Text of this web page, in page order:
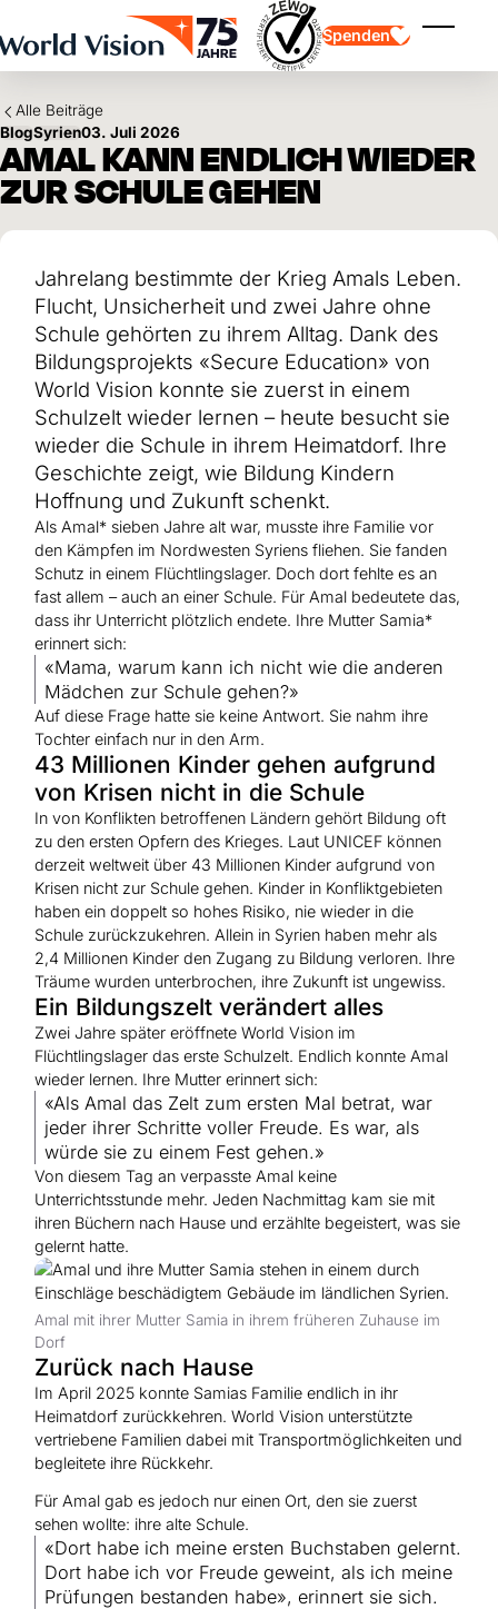
Spenden
Kinderpatenschaft
Gönnerschaft
Freie Spende
Geschenkspende
Patenschaft für Kinder in Not
Thematische Spende
Testament und Legat
Philanthropie
Unternehmenskooperationen
Erdbeben Venezuela
Hilfe für Ukraine
Hilfe für Sudan
Hilfe für Afghanistan
Alle Nothilfe-Projekte
Vision und Werte
Schwerpunkte
Partner
Einsatzgebiete
Wirkung und Erfolge
Mittelverwendung
Jahresbericht und Finanzen
Afrika
Asien
Lateinamerika
Naher Osten und Europa
Alle Beiträge
BlogSyrien03. Juli 2026
AMAL KANN ENDLICH WIEDER
ZUR SCHULE GEHEN
Jahrelang bestimmte der Krieg Amals Leben.
Flucht, Unsicherheit und zwei Jahre ohne
Schule gehörten zu ihrem Alltag. Dank des
Bildungsprojekts «Secure Education» von
World Vision konnte sie zuerst in einem
Schulzelt wieder lernen – heute besucht sie
wieder die Schule in ihrem Heimatdorf. Ihre
Geschichte zeigt, wie Bildung Kindern
Hoffnung und Zukunft schenkt.
Als Amal* sieben Jahre alt war, musste ihre Familie vor
den Kämpfen im Nordwesten Syriens fliehen. Sie fanden
Schutz in einem Flüchtlingslager. Doch dort fehlte es an
fast allem – auch an einer Schule. Für Amal bedeutete das,
dass ihr Unterricht plötzlich endete. Ihre Mutter Samia*
erinnert sich:
«Mama, warum kann ich nicht wie die anderen
Mädchen zur Schule gehen?»
Auf diese Frage hatte sie keine Antwort. Sie nahm ihre
Tochter einfach nur in den Arm.
43 Millionen Kinder gehen aufgrund
von Krisen nicht in die Schule
In von Konflikten betroffenen Ländern gehört Bildung oft
zu den ersten Opfern des Krieges. Laut UNICEF können
derzeit weltweit über 43 Millionen Kinder aufgrund von
Krisen nicht zur Schule gehen. Kinder in Konfliktgebieten
haben ein doppelt so hohes Risiko, nie wieder in die
Schule zurückzukehren. Allein in Syrien haben mehr als
2,4 Millionen Kinder den Zugang zu Bildung verloren. Ihre
Träume wurden unterbrochen, ihre Zukunft ist ungewiss.
Ein Bildungszelt verändert alles
Zwei Jahre später eröffnete World Vision im
Flüchtlingslager das erste Schulzelt. Endlich konnte Amal
wieder lernen. Ihre Mutter erinnert sich:
«Als Amal das Zelt zum ersten Mal betrat, war
jeder ihrer Schritte voller Freude. Es war, als
würde sie zu einem Fest gehen.»
Von diesem Tag an verpasste Amal keine
Unterrichtsstunde mehr. Jeden Nachmittag kam sie mit
ihren Büchern nach Hause und erzählte begeistert, was sie
gelernt hatte.
Amal mit ihrer Mutter Samia in ihrem früheren Zuhause im
Dorf
Zurück nach Hause
Im April 2025 konnte Samias Familie endlich in ihr
Heimatdorf zurückkehren. World Vision unterstützte
vertriebene Familien dabei mit Transportmöglichkeiten und
begleitete ihre Rückkehr.
Für Amal gab es jedoch nur einen Ort, den sie zuerst
sehen wollte: ihre alte Schule.
«Dort habe ich meine ersten Buchstaben gelernt.
Dort habe ich vor Freude geweint, als ich meine
Prüfungen bestanden habe», erinnert sie sich.